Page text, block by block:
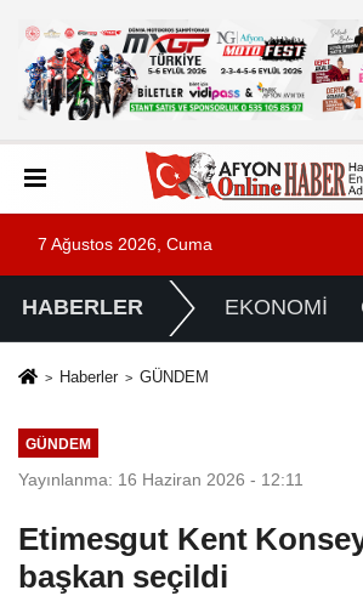
7 Ağustos 2026, Cuma
HABERLER EKONOMİ
Haberler GÜNDEM
GÜNDEM
Yayınlanma: 16 Haziran 2026 - 12:11
Etimesgut Kent
başkan seçildi